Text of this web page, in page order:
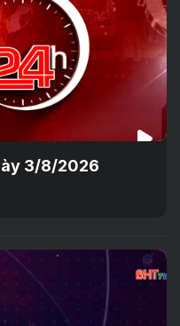
3/8/2026